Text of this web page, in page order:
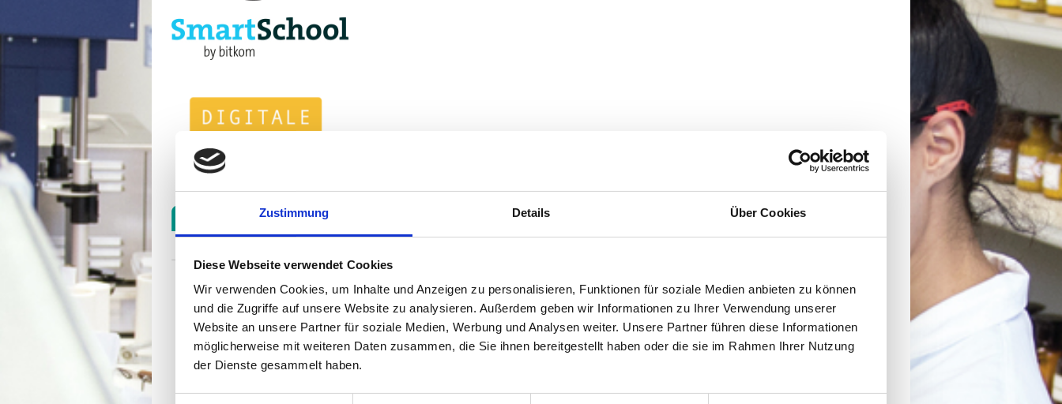
Zustimmung Details Über Cookies
Diese Webseite verwendet Cookies
Wir verwenden Cookies, um Inhalte und Anzeigen zu personalisieren, Funktionen für soziale Medien anbieten zu können
und die Zugriffe auf unsere Website zu analysieren. Außerdem geben wir Informationen zu Ihrer Verwendung unserer
Website an unsere Partner für soziale Medien, Werbung und Analysen weiter. Unsere Partner führen diese Informationen
möglicherweise mit weiteren Daten zusammen, die Sie ihnen bereitgestellt haben oder die sie im Rahmen Ihrer Nutzung
der Dienste gesammelt haben.